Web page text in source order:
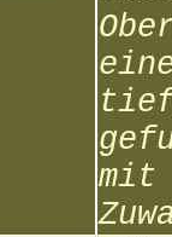
tief
mit